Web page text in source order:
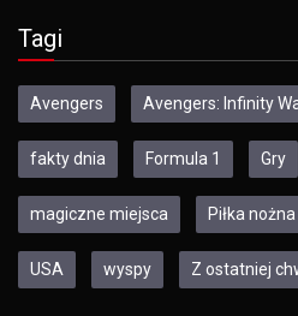
Tagi
Avengers Avengers: Infinity
fakty dnia Formula 1 Gry
magiczne miejsca Piłka nożna
USA wyspy Z ostatniej